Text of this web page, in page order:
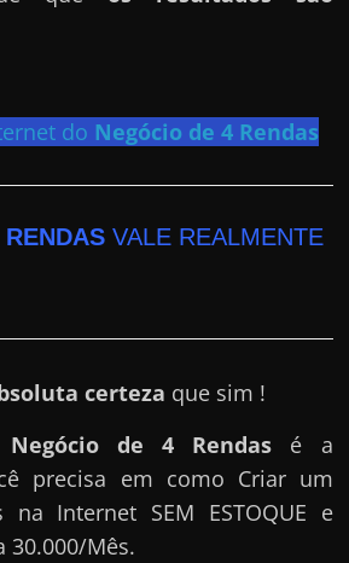
do Negócio de 4 Rendas
VALE REALMENTE
certeza que sim !
Negócio de 4 Rendas é a
precisa em como Criar um
na Internet SEM ESTOQUE e
30.000/Mês.